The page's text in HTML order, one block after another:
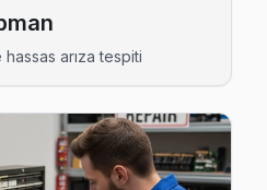
çizgi, donma ya da ses
→
internet bağlantısı sorunuyla
Tamiri →
arıza tespiti